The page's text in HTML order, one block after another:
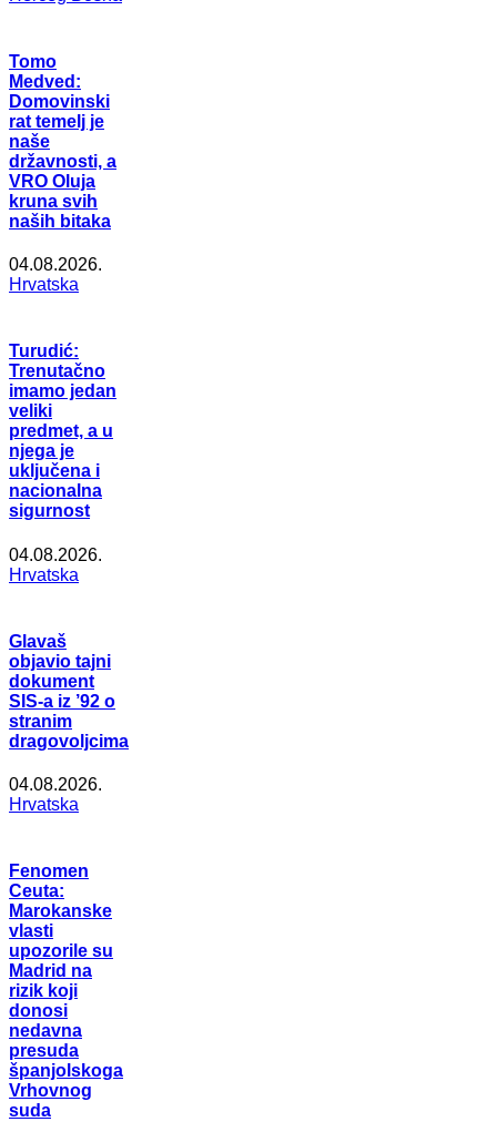
Tomo
Medved:
Domovinski
rat temelj je
naše
državnosti, a
VRO Oluja
kruna svih
naših bitaka
04.08.2026.
Hrvatska
Turudić:
Trenutačno
imamo jedan
veliki
predmet, a u
njega je
uključena i
nacionalna
sigurnost
04.08.2026.
Hrvatska
Glavaš
objavio tajni
dokument
SIS-a iz ’92 o
stranim
dragovoljcima
04.08.2026.
Hrvatska
Fenomen
Ceuta:
Marokanske
vlasti
upozorile su
Madrid na
rizik koji
donosi
nedavna
presuda
španjolskoga
Vrhovnog
suda